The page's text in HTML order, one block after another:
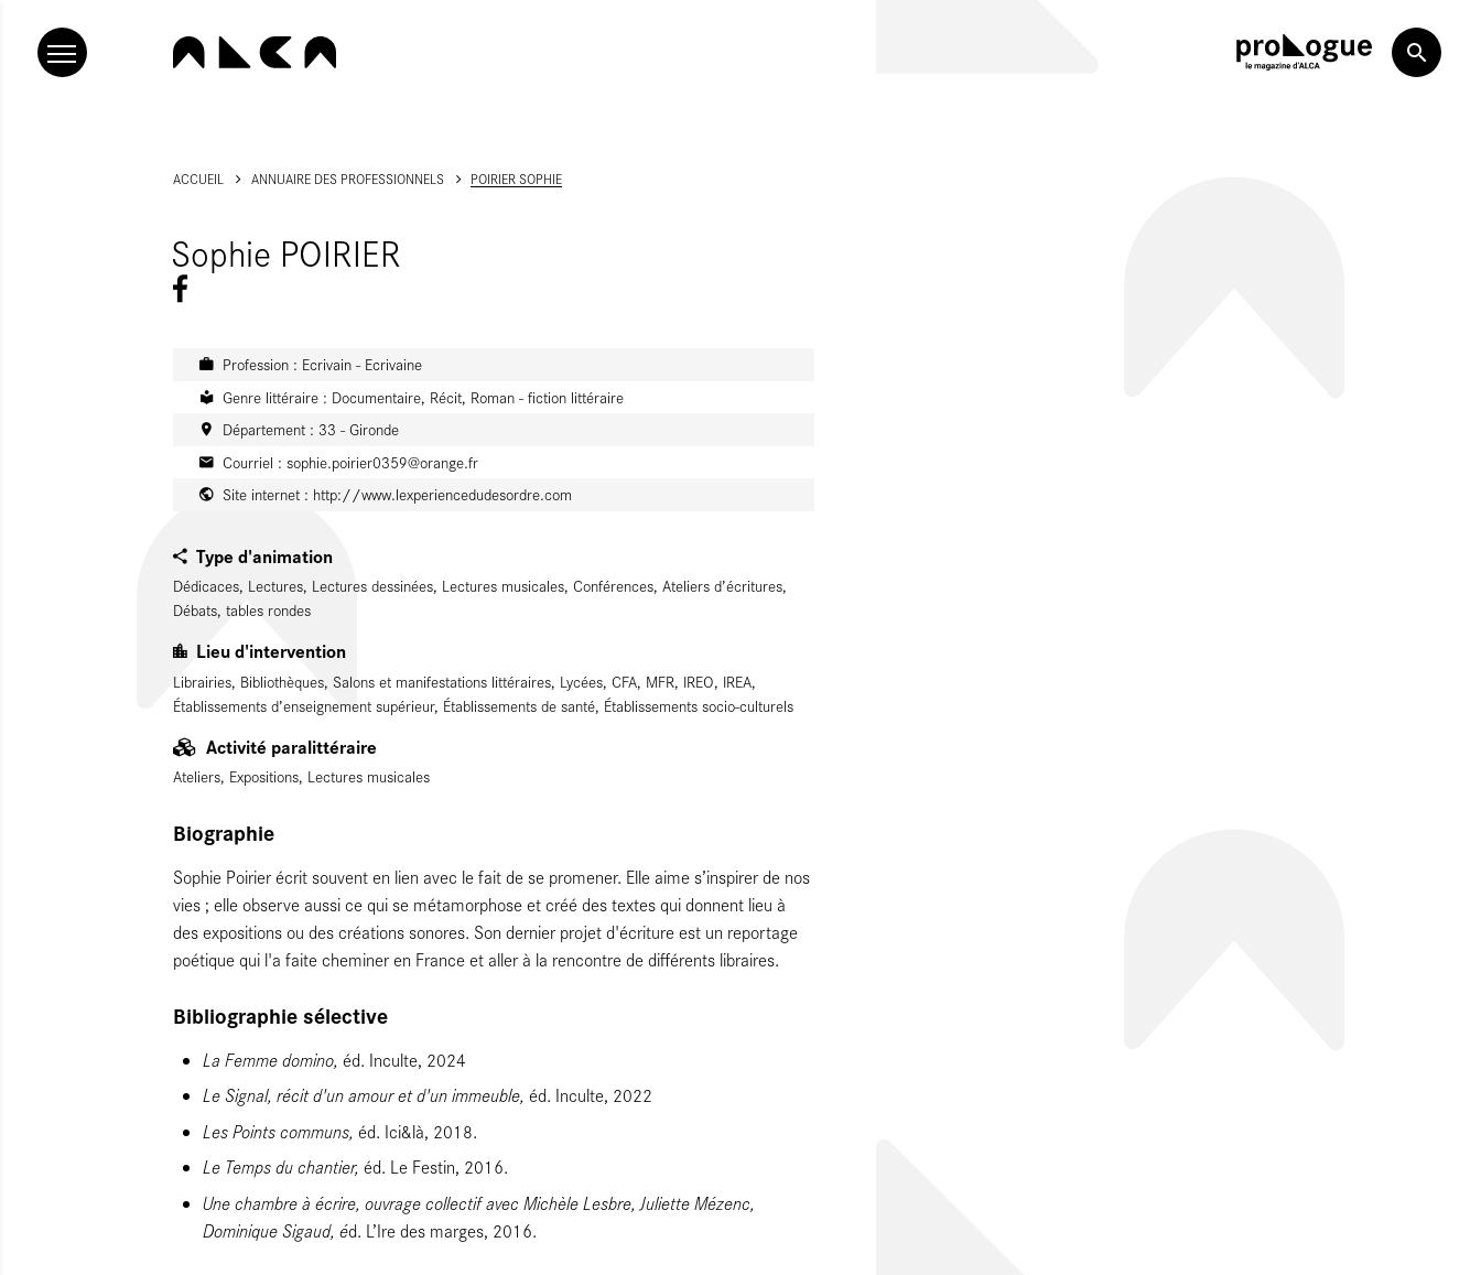
ACCUEIL ANNUAIRE DES PROFESSIONNELS POIRIER SOPHIE
Sophie POIRIER
Profession : Ecrivain - Ecrivaine
Genre littéraire : Documentaire, Récit, Roman - fiction littéraire
Département : 33 - Gironde
Courriel : sophie.poirier0359@orange.fr
Site internet : http://www.lexperiencedudesordre.com
Type d'animation
Dédicaces, Lectures, Lectures dessinées, Lectures musicales, Conférences, Ateliers d’écritures,
Débats, tables rondes
Lieu d'intervention
Librairies, Bibliothèques, Salons et manifestations littéraires, Lycées, CFA, MFR, IREO, IREA,
Établissements d’enseignement supérieur, Établissements de santé, Établissements socio-culturels
Activité paralittéraire
Ateliers, Expositions, Lectures musicales
Biographie
Sophie Poirier écrit souvent en lien avec le fait de se promener. Elle aime s’inspirer de nos
vies ; elle observe aussi ce qui se métamorphose et créé des textes qui donnent lieu à
des expositions ou des créations sonores. Son dernier projet d'écriture est un reportage
poétique qui l'a faite cheminer en France et aller à la rencontre de différents libraires.
Bibliographie sélective
La Femme domino, éd. Inculte, 2024
Le Signal, récit d'un amour et d'un immeuble, éd. Inculte, 2022
Les Points communs, éd. Ici&là, 2018.
Le Temps du chantier, éd. Le Festin, 2016.
Une chambre à écrire, ouvrage collectif avec Michèle Lesbre, Juliette Mézenc,
Dominique Sigaud, éd. L’Ire des marges, 2016.